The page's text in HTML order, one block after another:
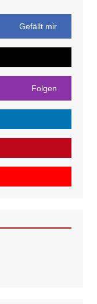
Gefällt mir
Folgen